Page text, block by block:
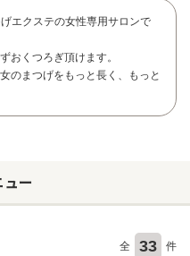
エクステの女性専用サロンで
おくつろぎ頂けます。
のまつげをもっと長く、もっと
ー
全 33 件